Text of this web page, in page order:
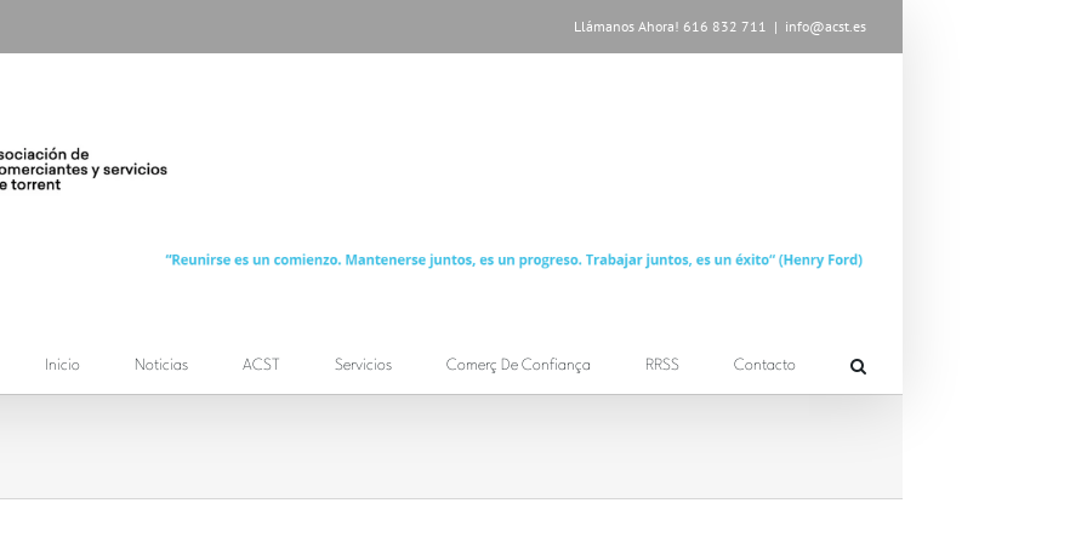
Llámanos Ahora! 616 832 711 | info@acst.es
Inicio Noticias ACST Servicios Comerç De Confiança RRSS Contacto